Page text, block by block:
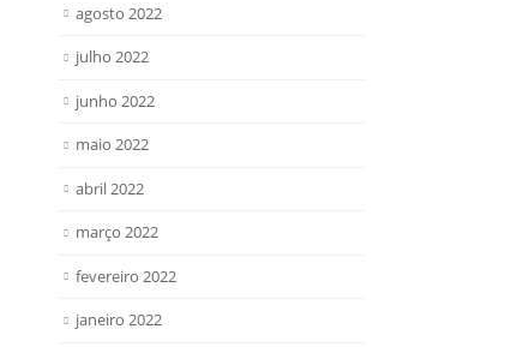
agosto 2022
julho 2022
junho 2022
maio 2022
abril 2022
março 2022
fevereiro 2022
janeiro 2022